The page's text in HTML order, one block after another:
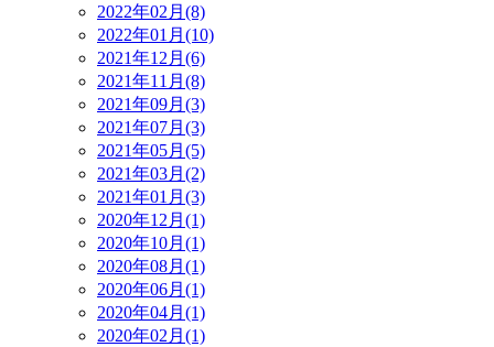
2022年02月(8)
2022年01月(10)
2021年12月(6)
2021年11月(8)
2021年09月(3)
2021年07月(3)
2021年05月(5)
2021年03月(2)
2021年01月(3)
2020年12月(1)
2020年10月(1)
2020年08月(1)
2020年06月(1)
2020年04月(1)
2020年02月(1)